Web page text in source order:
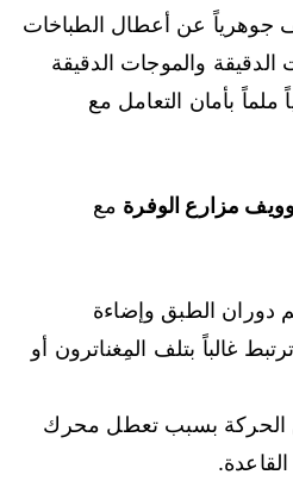
جوهرياً عن أعطال الطباخات
الدقيقة والموجات الدقيقة
ملماً بأمان التعامل مع
مزارع الوفرة مع
دوران الطبق وإضاءة
غالباً بتلف المِغناترون أو
بسبب تعطل محرك